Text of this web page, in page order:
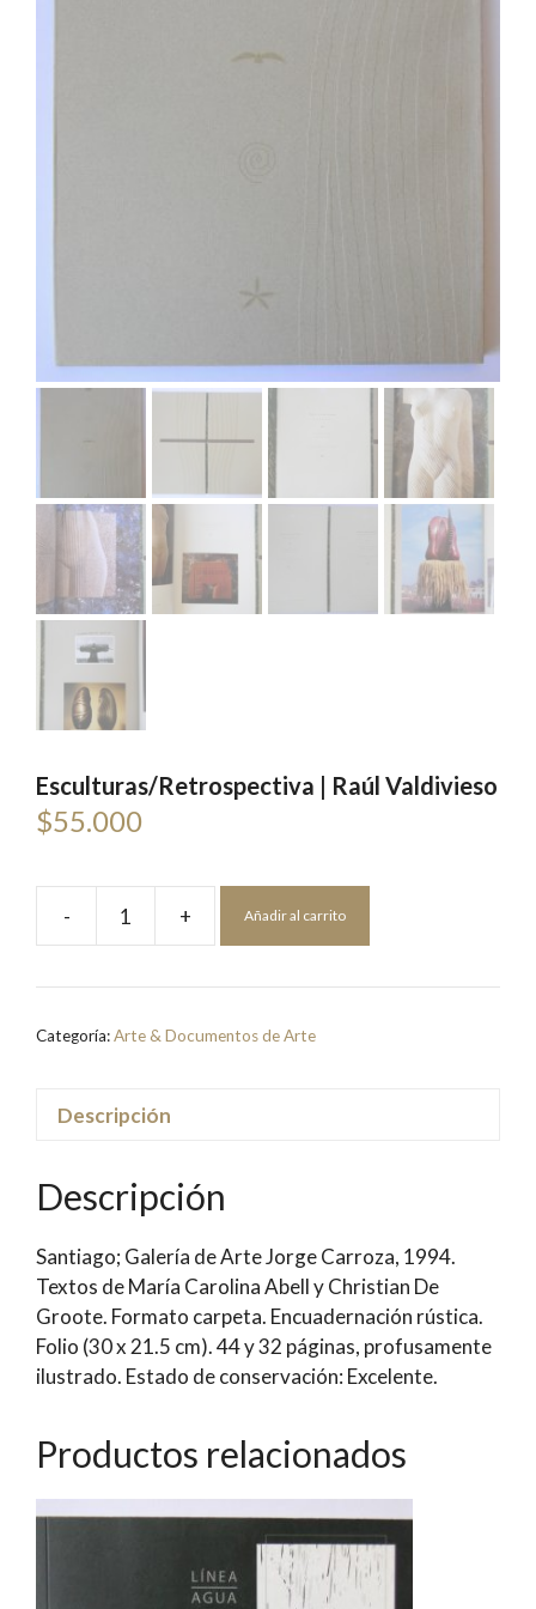
Esculturas/Retrospectiva | Raúl Valdivieso
$55.000
-
Esculturas/Retrospectiva
Raúl
cantidad
+ Añadir al carrito
Categoría:Arte & Documentos de Arte
Descripción
Descripción
Santiago; Galería de Arte Jorge Carroza, 1994.
Textos de María Carolina Abell y Christian De
Groote. Formato carpeta. Encuadernación rústica.
Folio (30 x 21.5 cm). 44 y 32 páginas, profusamente
ilustrado. Estado de conservación: Excelente.
Productos relacionados